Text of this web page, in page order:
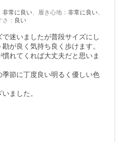
非常に良い、 履き心地 ： 非常に良い、
さ ： 良い
迷いましたが普段サイズにし
が良く気持ち良く歩けます。
れてくれば大丈夫だと思いま
節に丁度良い明るく優しい色
ました。